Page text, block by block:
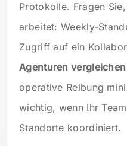
Protokolle. Fragen
arbeitet: Weekly-
Zugriff auf ein
Agenturen vergleichen
operative Reibung
wichtig, wenn Ihr
Standorte koordiniert.